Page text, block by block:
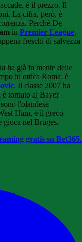
è il prezzo. Il
La cifra, però, è
Perché De
in Premier League,
freschi di salvezza
ha già in mente delle
in ottica Roma: è
. Il classe 2007 ha
tornato al Bayer
l'olandese
Ham, e il greco
gioca nel Bruges.
gratis su Bet365.